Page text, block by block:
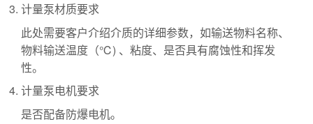
计量泵材质要求
此处需要客户介绍介质的详细参数，如输送物料名称、
物料输送温度（℃) 、粘度、是否具有腐蚀性和挥发
性。
计量泵电机要求
是否配备防爆电机。